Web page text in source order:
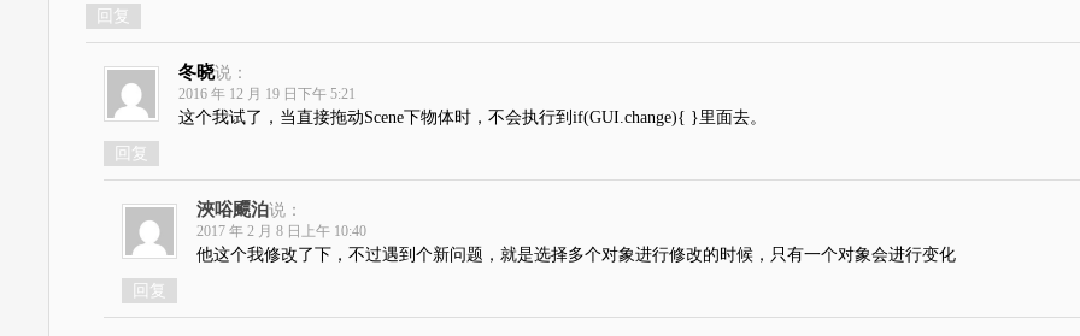
回复
冬晓说：
2016 年 12 月 19 日下午 5:21
这个我试了，当直接拖动Scene下物体时，不会执行到if(GUI.change){ }里面去。
回复
浹唂飃泊说：
2017 年 2 月 8 日上午 10:40
他这个我修改了下，不过遇到个新问题，就是选择多个对象进行修改的时候，只有一个对象会进行变化
回复